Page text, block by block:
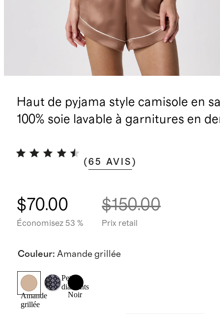
Haut de pyjama style camisole en
100% soie lavable à garnitures en
(65 AVIS )
$70.00
Économisez 53 %
$150.00
Prix retail
Couleur: Amande grillée
Amande
grillée
Petits
diamants
Noir